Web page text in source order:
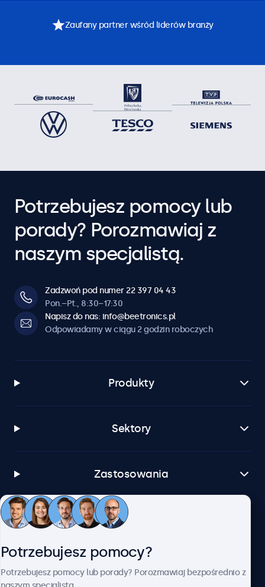
Zaufany partner wśród liderów branży
Potrzebujesz pomocy lub
porady? Porozmawiaj z
naszym specjalistą.
Zadzwoń pod numer 22 397 04 43
Pon.–Pt., 8:30–17:30
Napisz do nas: info@beetronics.pl
Odpowiadamy w ciągu 2 godzin roboczych
Produkty
Sektory
Zastosowania
Obsługa klienta
Potrzebujesz pomocy?
Potrzebujesz pomocy lub porady? Porozmawiaj bezpośrednio z